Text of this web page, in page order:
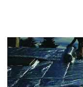
richieste di
ha ideato una
corrispondenza del